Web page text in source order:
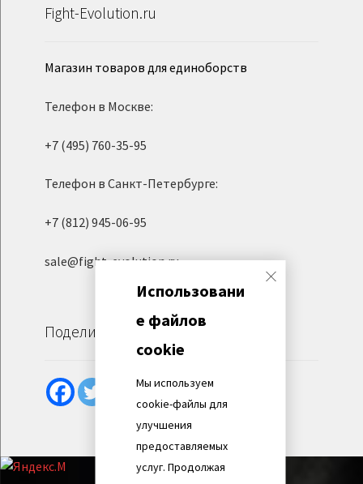
Fight-Evolution.ru
Магазин товаров для единоборств
Телефон в Москве:
+7 (495) 760-35-95
Телефон в Санкт-Петербурге:
+7 (812) 945-06-95
sale@fight-evolution.ru
Поделиться
Использовани
е файлов
cookie
Мы используем
cookie-файлы для
улучшения
предоставляемых
услуг. Продолжая